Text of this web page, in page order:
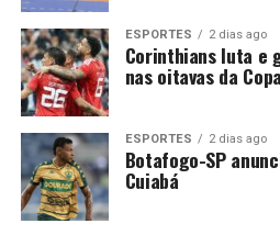
ESPORTES 2 dias ago
Corinthians luta e
nas oitavas da
ESPORTES 2 dias ago
Botafogo-SP
Cuiabá